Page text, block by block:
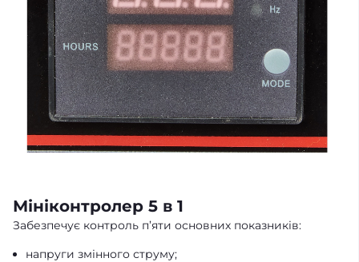
Мініконтролер 5 в 1
Забезпечує контроль п’яти основних показників:
напруги змінного струму;